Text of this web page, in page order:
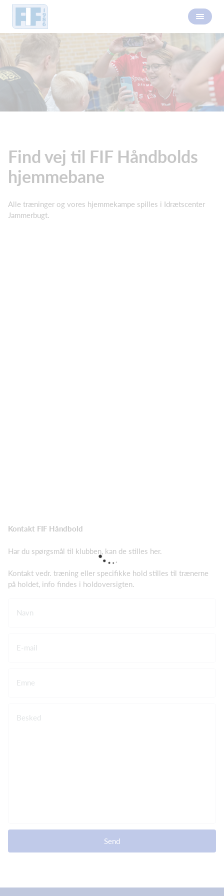
Find vej til FIF Håndbolds
hjemmebane
Alle træninger og vores hjemmekampe spilles i Idrætscenter
Jammerbugt.
Kontakt FIF Håndbold
Har du spørgsmål til klubben, kan de stilles her.
Kontakt vedr. træning eller specifikke hold stilles til trænerne
på holdet, info findes i holdoversigten.
Navn
E-mail
Emne
Besked
Send